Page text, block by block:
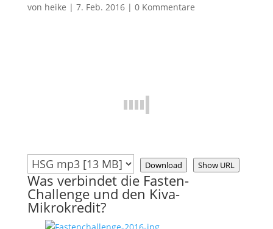
von heike | 7. Feb. 2016| 0 Kommentare
Download Show URL
Was verbindet die Fasten-
Challenge und den Kiva-
Mikrokredit?